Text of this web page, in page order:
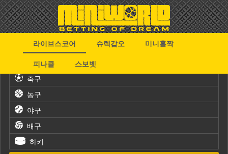
라이브스코어 슈렉갑오
미니홀짝
피나클
스보벳
축구
농구
야구
배구
하키